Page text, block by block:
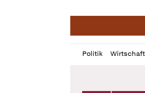
Politik Wirtschaft
Profil
öffnen
Daz
Pur